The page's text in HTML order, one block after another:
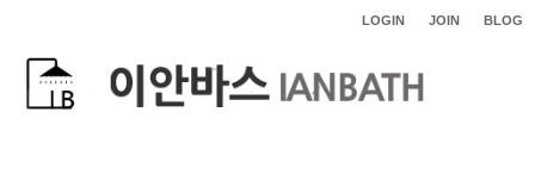
BLOG
JOIN
LOGIN